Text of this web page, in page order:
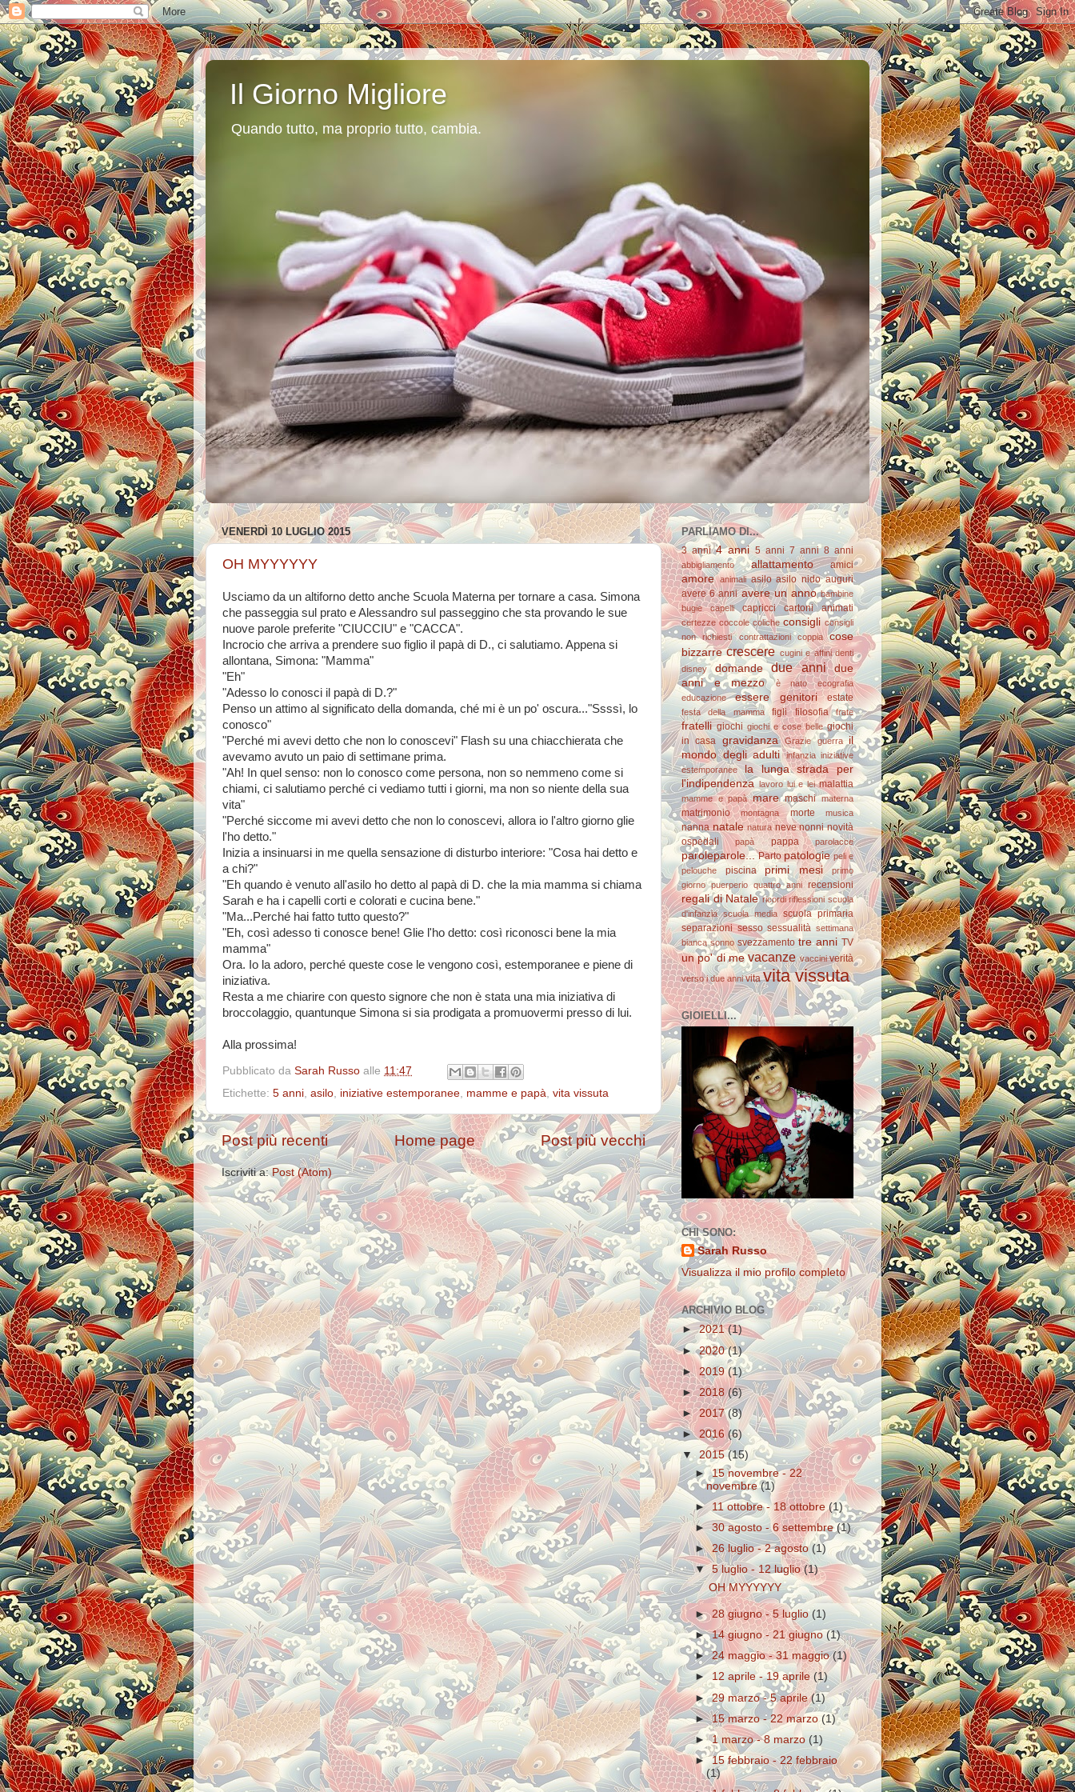
Il Giorno Migliore
Quando tutto, ma proprio tutto, cambia.
VENERDÌ 10 LUGLIO 2015
OH MYYYYYY
Usciamo da un altiforno detto anche Scuola Materna per tornare a casa. Simona
che passeggia sul prato e Alessandro sul passeggino che sta provando le sue
nuove parole preferite "CIUCCIU" e "CACCA".
Incrocio che arriva a prendere suo figlio il papà di D., ci salutiamo. Appena si
allontana, Simona: "Mamma"
"Eh"
"Adesso lo conosci il papà di D.?"
Penso un attimo al significato della domanda, ché mi è un po' oscura..."Ssssì, lo
conosco"
"Perché mi avevi detto che non lo conoscevi" Flash su una chiacchierata che
avevamo avuto un paio di settimane prima.
"Ah! In quel senso: non lo conosco come persona, non so nemmeno come si
chiami, ci salutiamo perché ci vediamo tutti i giorni, ma non so niente della sua
vita"
"Perché siccome mi avevi detto che non lo conoscevi, allora io l'altro giorno glie
l'ho detto."
Inizia a insinuarsi in me quella sensazione di disturbo interiore: "Cosa hai detto e
a chi?"
"Eh quando è venuto all'asilo ho detto al papà di D. che la mia mamma si chiama
Sarah e ha i capelli corti e colorati e cucina bene."
"Ma...Perché hai fatto tutto questo?"
"Eh, così adesso ti conosce bene! Glie l'ho detto: così riconosci bene la mia
mamma"
Ora. Io la adoro, perché queste cose le vengono così, estemporanee e piene di
iniziativa.
Resta a me chiarire con questo signore che non è stata una mia iniziativa di
broccolaggio, quantunque Simona si sia prodigata a promuovermi presso di lui.
Alla prossima!
Pubblicato da Sarah Russo alle 11:47
Etichette: 5 anni asilo iniziative estemporanee mamme e papà vita vissuta
Post più recenti Post più vecchi
Home page
Iscriviti a:Post (Atom)
PARLIAMO DI...
3 anni 4 anni 5 anni 7 anni 8 anni
abbigliamento allattamento amici
amore animali asilo asilo nido auguri
avere 6 anni avere un anno bambine
bugie
capelli capricci cartoni animati
certezze coccole coliche consigli consigli
non richiesti
contrattazioni coppia
cose
bizzarre crescere cugini e affini denti
disney
domande due anni
due
anni e mezzo
è nato
ecografia
educazione
essere genitori estate
festa della mamma figli filosofia frate
fratelli giochi giochi e cose belle giochi
in casa
gravidanza Grazie guerra
il
mondo degli adulti
infanzia iniziative
estemporanee
la lunga strada per
l'indipendenza lavoro lui e lei malattia
mamme e papà mare maschi materna
matrimonio montagna morte musica
nanna natale natura neve nonni novità
ospedali
papà pappa parolacce
paroleparole... Parto patologie peli e
pelouche
piscina primi mesi
primo
giorno puerperio quattro anni recensioni
regali di Natale ricordi riflessioni scuola
d'infanzia scuola media scuola primaria
separazioni sesso sessualità settimana
bianca sonno svezzamento tre anni TV
un po' di me vacanze vaccini verità
verso i due anni vita vita vissuta
GIOIELLI...
CHI SONO:
Sarah Russo
Visualizza il mio profilo completo
ARCHIVIO BLOG
►2021(1)
►2020(1)
► 2019(1)
►2018(6)
►2017(8)
►2016 (6)
▼ 2015(15)
►15 novembre - 22
novembre(1)
► 11 ottobre - 18 ottobre(1)
►30 agosto - 6 settembre(1)
►26 luglio - 2 agosto(1)
▼5 luglio - 12 luglio(1)
OH MYYYYYY
►28 giugno - 5 luglio(1)
►14 giugno - 21 giugno(1)
►24 maggio - 31 maggio(1)
► 12 aprile - 19 aprile(1)
►29 marzo - 5 aprile(1)
►15 marzo - 22 marzo (1)
►1 marzo - 8 marzo(1)
►15 febbraio - 22 febbraio
(1)